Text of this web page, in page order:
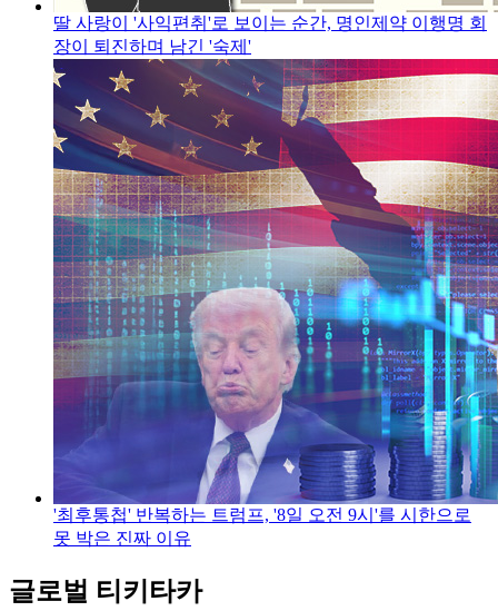
딸 사랑이 '사익편취'로 보이는 순간, 명인제약 이행명 회
장이 퇴진하며 남긴 '숙제'
'최후통첩' 반복하는 트럼프, '8일 오전 9시'를 시한으로
못 박은 진짜 이유
글로벌 티키타카